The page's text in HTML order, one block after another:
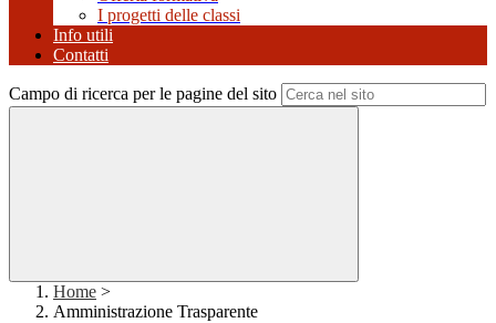
I progetti delle classi
Info utili
Contatti
Campo di ricerca per le pagine del sito
Home >
Amministrazione Trasparente